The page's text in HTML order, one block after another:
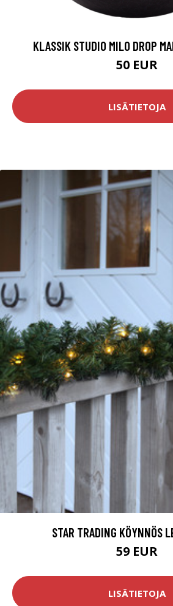
KLASSIK STUDIO MILO DROP
50 EUR
LISÄTIETOJA
STAR TRADING KÖYNNÖS
59 EUR
LISÄTIETOJA